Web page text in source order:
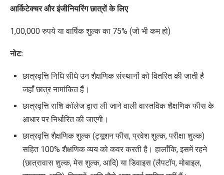
आर्किटेक्चर और इंजीनियरिंग छात्रों के लिए
1,00,000 रुपये या वार्षिक शुल्क का 75% (जो भी कम हो)
नोट:
छात्रवृत्ति निधि सीधे उन शैक्षणिक संस्थानों को वितरित की जाती है
जहाँछात्रनामांकित हैं।
छात्रवृत्ति राशि कॉलेज द्वारा ली जाने वाली वास्तविक शैक्षणिक फीस के
आधार पर निर्धारित की जाएगी।
छात्रवृत्ति शैक्षणिक शुल्क (ट्यूशन फीस, प्रवेश शुल्क, परीक्षा शुल्क)
सहित 100% शैक्षणिक व्यय को कवर करती है। हालाँकि, इसमें रहने
(छात्रावास शुल्क, मेस शुल्क, आदि) या डिवाइस (लैपटॉप, मोबाइल,